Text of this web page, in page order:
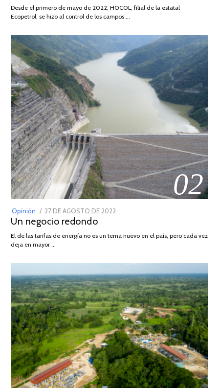
2026
Desde el primero de mayo de 2022, HOCOL, filial de la estatal
Ecopetrol, se hizo al control de los campos …
02
Opinión
POSTED
ON
27 DE AGOSTO DE 2022
DE
Un negocio redondo
El de las tarifas de energía no es un tema nuevo en el país, pero cada vez
deja en mayor …